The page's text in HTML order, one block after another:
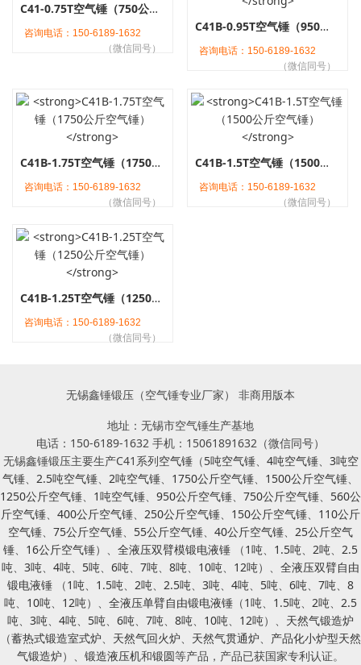
C41-0.75T空气锤（750公斤空气锤）
咨询电话：150-6189-1632
（微信同号）
C41B-0.95T空气锤（950公斤空气锤）
咨询电话：150-6189-1632
（微信同号）
C41B-1.75T空气锤（1750公斤空气锤）
咨询电话：150-6189-1632
（微信同号）
C41B-1.5T空气锤（1500公斤空气锤）
咨询电话：150-6189-1632
（微信同号）
C41B-1.25T空气锤（1250公斤空气锤）
咨询电话：150-6189-1632
（微信同号）
无锡鑫锤锻压（空气锤专业厂家） 非商用版本
地址：无锡市空气锤生产基地
电话：150-6189-1632 手机：15061891632（微信同号）
无锡鑫锤锻压主要生产C41系列空气锤（5吨空气锤、 4吨空气锤、 3吨空
气锤
2.5吨空气锤 2吨空气锤 1750公斤空气锤 1500公斤空气锤
1250公斤空气锤
1吨空气锤 950公斤空气锤 750公斤空气锤
560公
斤空气锤
400公斤空气锤 250公斤空气锤 150公斤空气锤
110公斤
空气锤
75公斤空气锤 55公斤空气锤 40公斤空气锤
25公斤空气
锤
16公斤空气锤）、 全液压双臂模锻电液锤 （1吨 1.5吨 2吨
2.5
吨
3吨 4吨 5吨 6吨 7吨 8吨 10吨 12吨）、 全液压双臂自由
锻电液锤 （1吨 1.5吨 2吨 2.5吨 3吨 4吨 5吨 6吨 7吨
8
吨
10吨 12吨）、 全液压单臂自由锻电液锤 （1吨 1.5吨 2吨
2.5
吨
3吨 4吨 5吨 6吨 7吨 8吨 10吨 12吨）、 天然气锻造炉
（蓄热式锻造室式炉 天然气回火炉 天然气贯通炉
产品化小炉型天然
气锻造炉）、 锻造液压机和锻圆等产品，产品已获国家专利认证。